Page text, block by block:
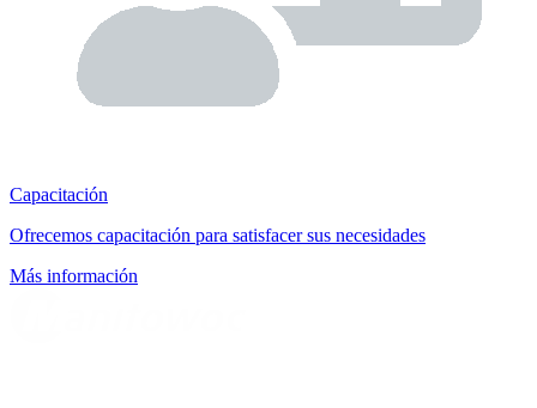
Capacitación
Ofrecemos capacitación para satisfacer sus necesidades
Más información